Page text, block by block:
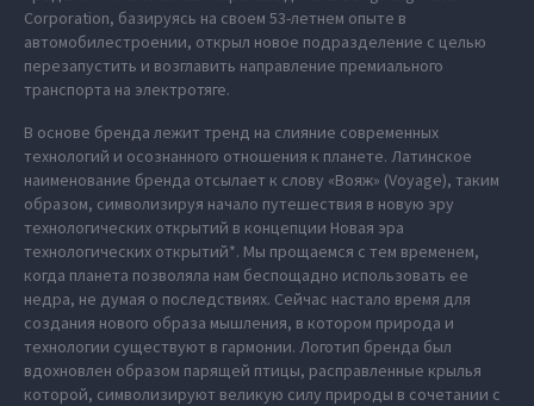
Corporation, базируясь на своем 53-летнем опыте в
автомобилестроении, открыл новое подразделение с целью
перезапустить и возглавить направление премиального
транспорта на электротяге.
В основе бренда лежит тренд на слияние современных
технологий и осознанного отношения к планете. Латинское
наименование бренда отсылает к слову «Вояж» (Voyage), таким
образом, символизируя начало путешествия в новую эру
технологических открытий в концепции Новая эра
технологических открытий*. Мы прощаемся с тем временем,
когда планета позволяла нам беспощадно использовать ее
недра, не думая о последствиях. Сейчас настало время для
создания нового образа мышления, в котором природа и
технологии существуют в гармонии. Логотип бренда был
вдохновлен образом парящей птицы, расправленные крылья
которой, символизируют великую силу природы в сочетании с